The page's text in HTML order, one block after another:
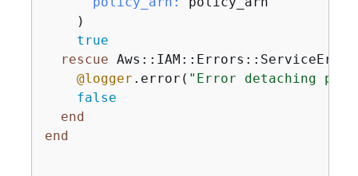
    )
true
rescue
@logger .error( "Error detaching
false
end
end